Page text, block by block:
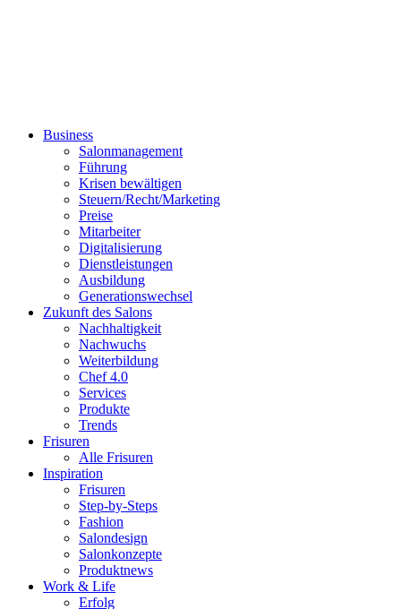
Business
Salonmanagement
Führung
Krisen bewältigen
Steuern/Recht/Marketing
Preise
Mitarbeiter
Digitalisierung
Dienstleistungen
Ausbildung
Generationswechsel
Zukunft des Salons
Nachhaltigkeit
Nachwuchs
Weiterbildung
Chef 4.0
Services
Produkte
Trends
Frisuren
Alle Frisuren
Inspiration
Frisuren
Step-by-Steps
Fashion
Salondesign
Salonkonzepte
Produktnews
Work & Life
Erfolg